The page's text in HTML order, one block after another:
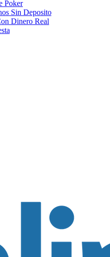
Poker
Sin Deposito
Dinero Real